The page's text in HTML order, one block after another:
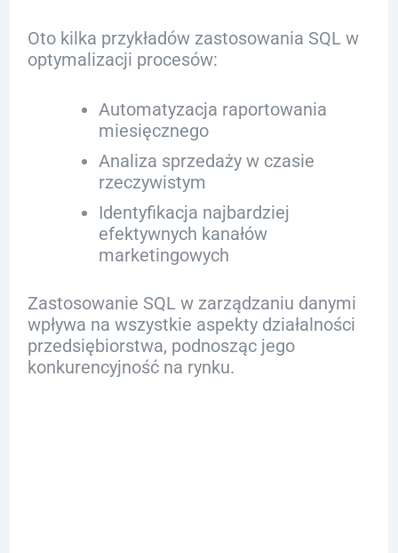
Oto kilka przykładów zastosowania SQL w
optymalizacji procesów:
Automatyzacja raportowania
miesięcznego
Analiza sprzedaży w czasie
rzeczywistym
Identyfikacja najbardziej
efektywnych kanałów
marketingowych
Zastosowanie SQL w zarządzaniu danymi
wpływa na wszystkie aspekty działalności
przedsiębiorstwa, podnosząc jego
konkurencyjność na rynku.